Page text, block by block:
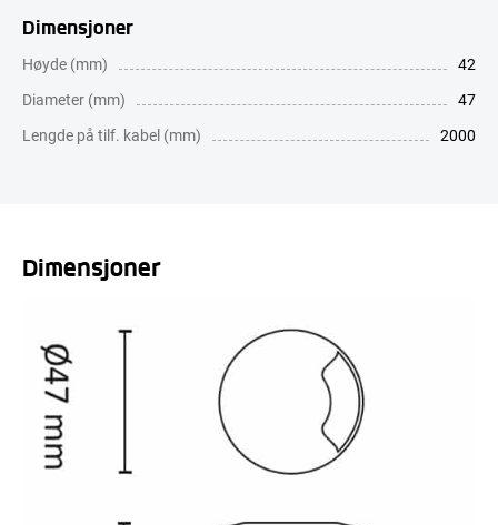
Dimensjoner
Høyde (mm)
42
Diameter (mm)
47
Lengde på tilf. kabel (mm)
2000
Dimensjoner